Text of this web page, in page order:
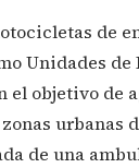
de
Unidades de
el objetivo de
urbanas
de una